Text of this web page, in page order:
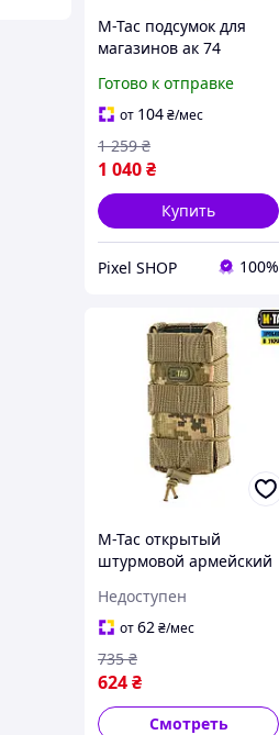
M-Tac подсумок для
магазинов ак 74
мультикам Elite
Multicam, Военный
Готово к отправке
от 104₴/мес
1 040₴
1 259 ₴
Купить
Pixel SHOP 100%
M-Tac открытый
штурмовой армейский
для магазина АКМ/
АК-74 на Molle ММ14
Недоступен
от62₴/мес
624₴
735 ₴
Смотреть